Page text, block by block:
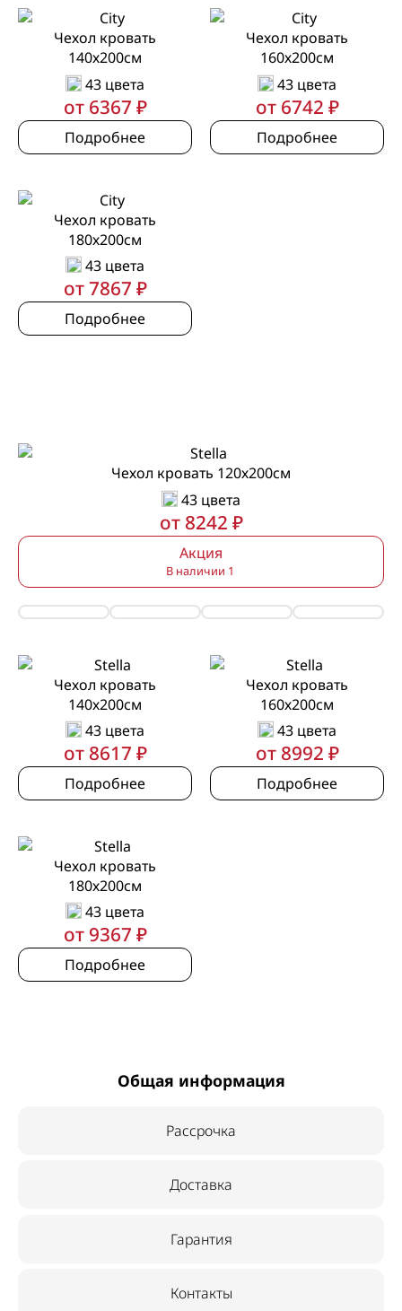
Чехол кровать
140х200см
43 цвета
от 6367 ₽
Подробнее
Чехол кровать
160х200см
43 цвета
от 6742 ₽
Подробнее
Чехол кровать
180х200см
43 цвета
от 7867 ₽
Подробнее
Чехол кровать 120х200см
43 цвета
от 8242 ₽
Акция
В наличии 1
Чехол кровать
140х200см
43 цвета
от 8617 ₽
Подробнее
Чехол кровать
160х200см
43 цвета
от 8992 ₽
Подробнее
Чехол кровать
180х200см
43 цвета
от 9367 ₽
Подробнее
Общая информация
Рассрочка
Доставка
Гарантия
Контакты